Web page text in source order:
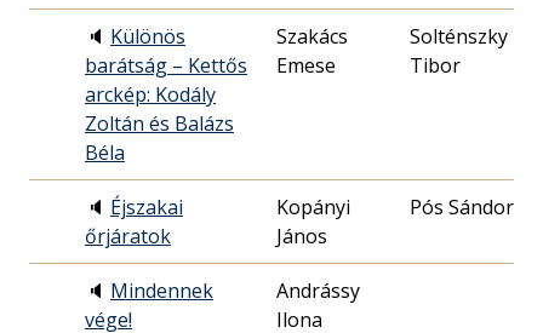
🔈 Különös
barátság – Kettős
arckép: Kodály
Zoltán és Balázs
Béla
Szakács
Emese
Solténszky
Tibor
🔈 Éjszakai
őrjáratok
Kopányi
János
Pós Sándor
🔈 Mindennek
vége!
Andrássy
Ilona